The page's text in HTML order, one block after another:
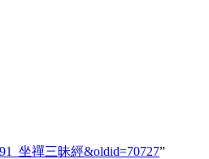
坐禪三昧經&oldid=70727”